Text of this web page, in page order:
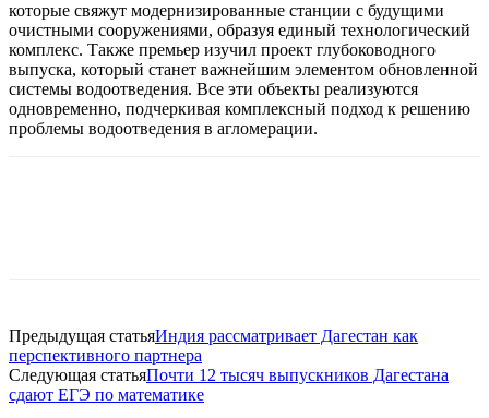
которые свяжут модернизированные станции с будущими
очистными сооружениями, образуя единый технологический
комплекс. Также премьер изучил проект глубоководного
выпуска, который станет важнейшим элементом обновленной
системы водоотведения. Все эти объекты реализуются
одновременно, подчеркивая комплексный подход к решению
проблемы водоотведения в агломерации.
Предыдущая статьяИндия рассматривает Дагестан как
перспективного партнера
Следующая статьяПочти 12 тысяч выпускников Дагестана
сдают ЕГЭ по математике